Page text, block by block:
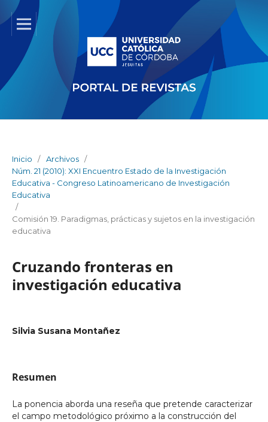
Inicio / Archivos /
Núm. 21 (2010): XXI Encuentro Estado de la Investigación
Educativa - Congreso Latinoamericano de Investigación
Educativa
/
Comisión 19. Paradigmas, prácticas y sujetos en la investigación
educativa
Cruzando fronteras en
investigación educativa
Silvia Susana Montañez
Resumen
La ponencia aborda una reseña que pretende caracterizar
el campo metodológico próximo a la construcción del